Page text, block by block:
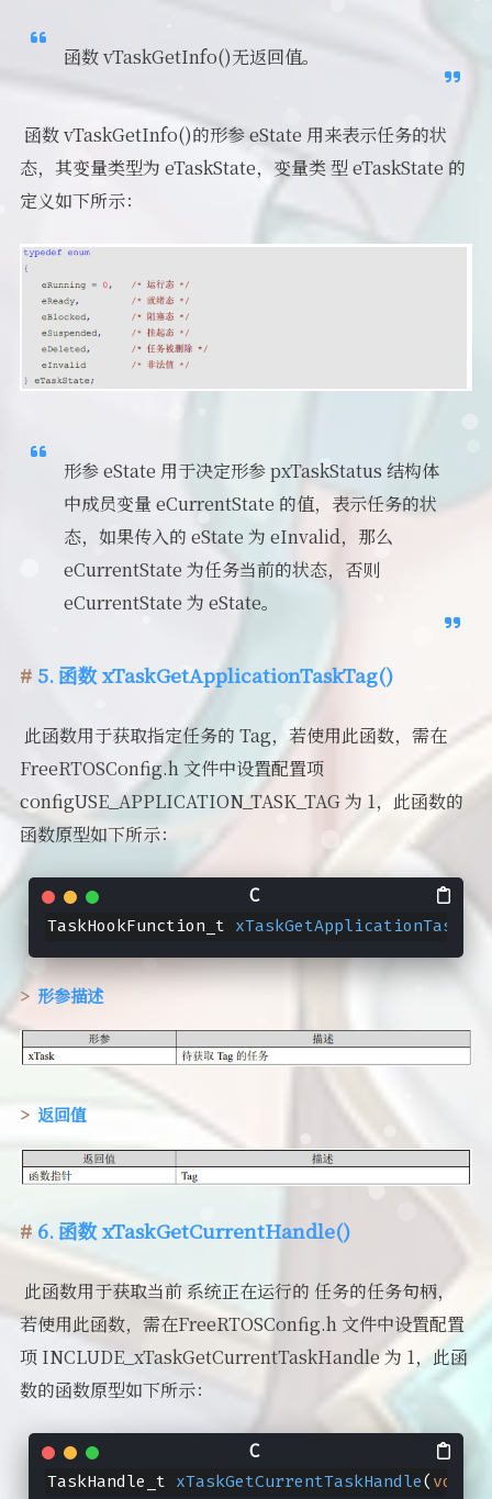
函数 vTaskGetInfo()无返回值。
​ 函数 vTaskGetInfo()的形参 eState 用来表示任务的状
态，其变量类型为 eTaskState，变量类 型 eTaskState 的
定义如下所示：
形参 eState 用于决定形参 pxTaskStatus 结构体
中成员变量 eCurrentState 的值，表示任务的状
态，如果传入的 eState 为 eInvalid，那么
eCurrentState 为任务当前的状态，否则
eCurrentState 为 eState。
5. 函数 xTaskGetApplicationTaskTag()
​ 此函数用于获取指定任务的 Tag，若使用此函数，需在
FreeRTOSConfig.h 文件中设置配置项
configUSE_APPLICATION_TASK_TAG 为 1，此函数的
函数原型如下所示：
TaskHookFunction_t xTaskGetApplicationTaskTag
形参描述
返回值
6. 函数 xTaskGetCurrentHandle()
​ 此函数用于获取当前 系统正在运行的 任务的任务句柄，
若使用此函数，需在FreeRTOSConfig.h 文件中设置配置
项 INCLUDE_xTaskGetCurrentTaskHandle 为 1，此函
数的函数原型如下所示：
TaskHandle_t xTaskGetCurrentTaskHandle( void